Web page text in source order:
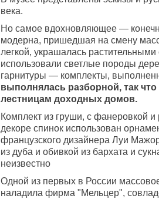
века.
Но самое вдохновляющее —
модерна, пришедшая на смену
легкой, украшалась
использовали светлые породы
гарнитуры — комплекты,
выполнялась разборной, так
лестницам доходных домов.
Комплект из груши, с фанеровкой
декоре спинок использован
французского дизайнера Луи
из дуба и обивкой из бархата и
неизвестно
Одной из первых в России
наладила фирма "Мельцер",